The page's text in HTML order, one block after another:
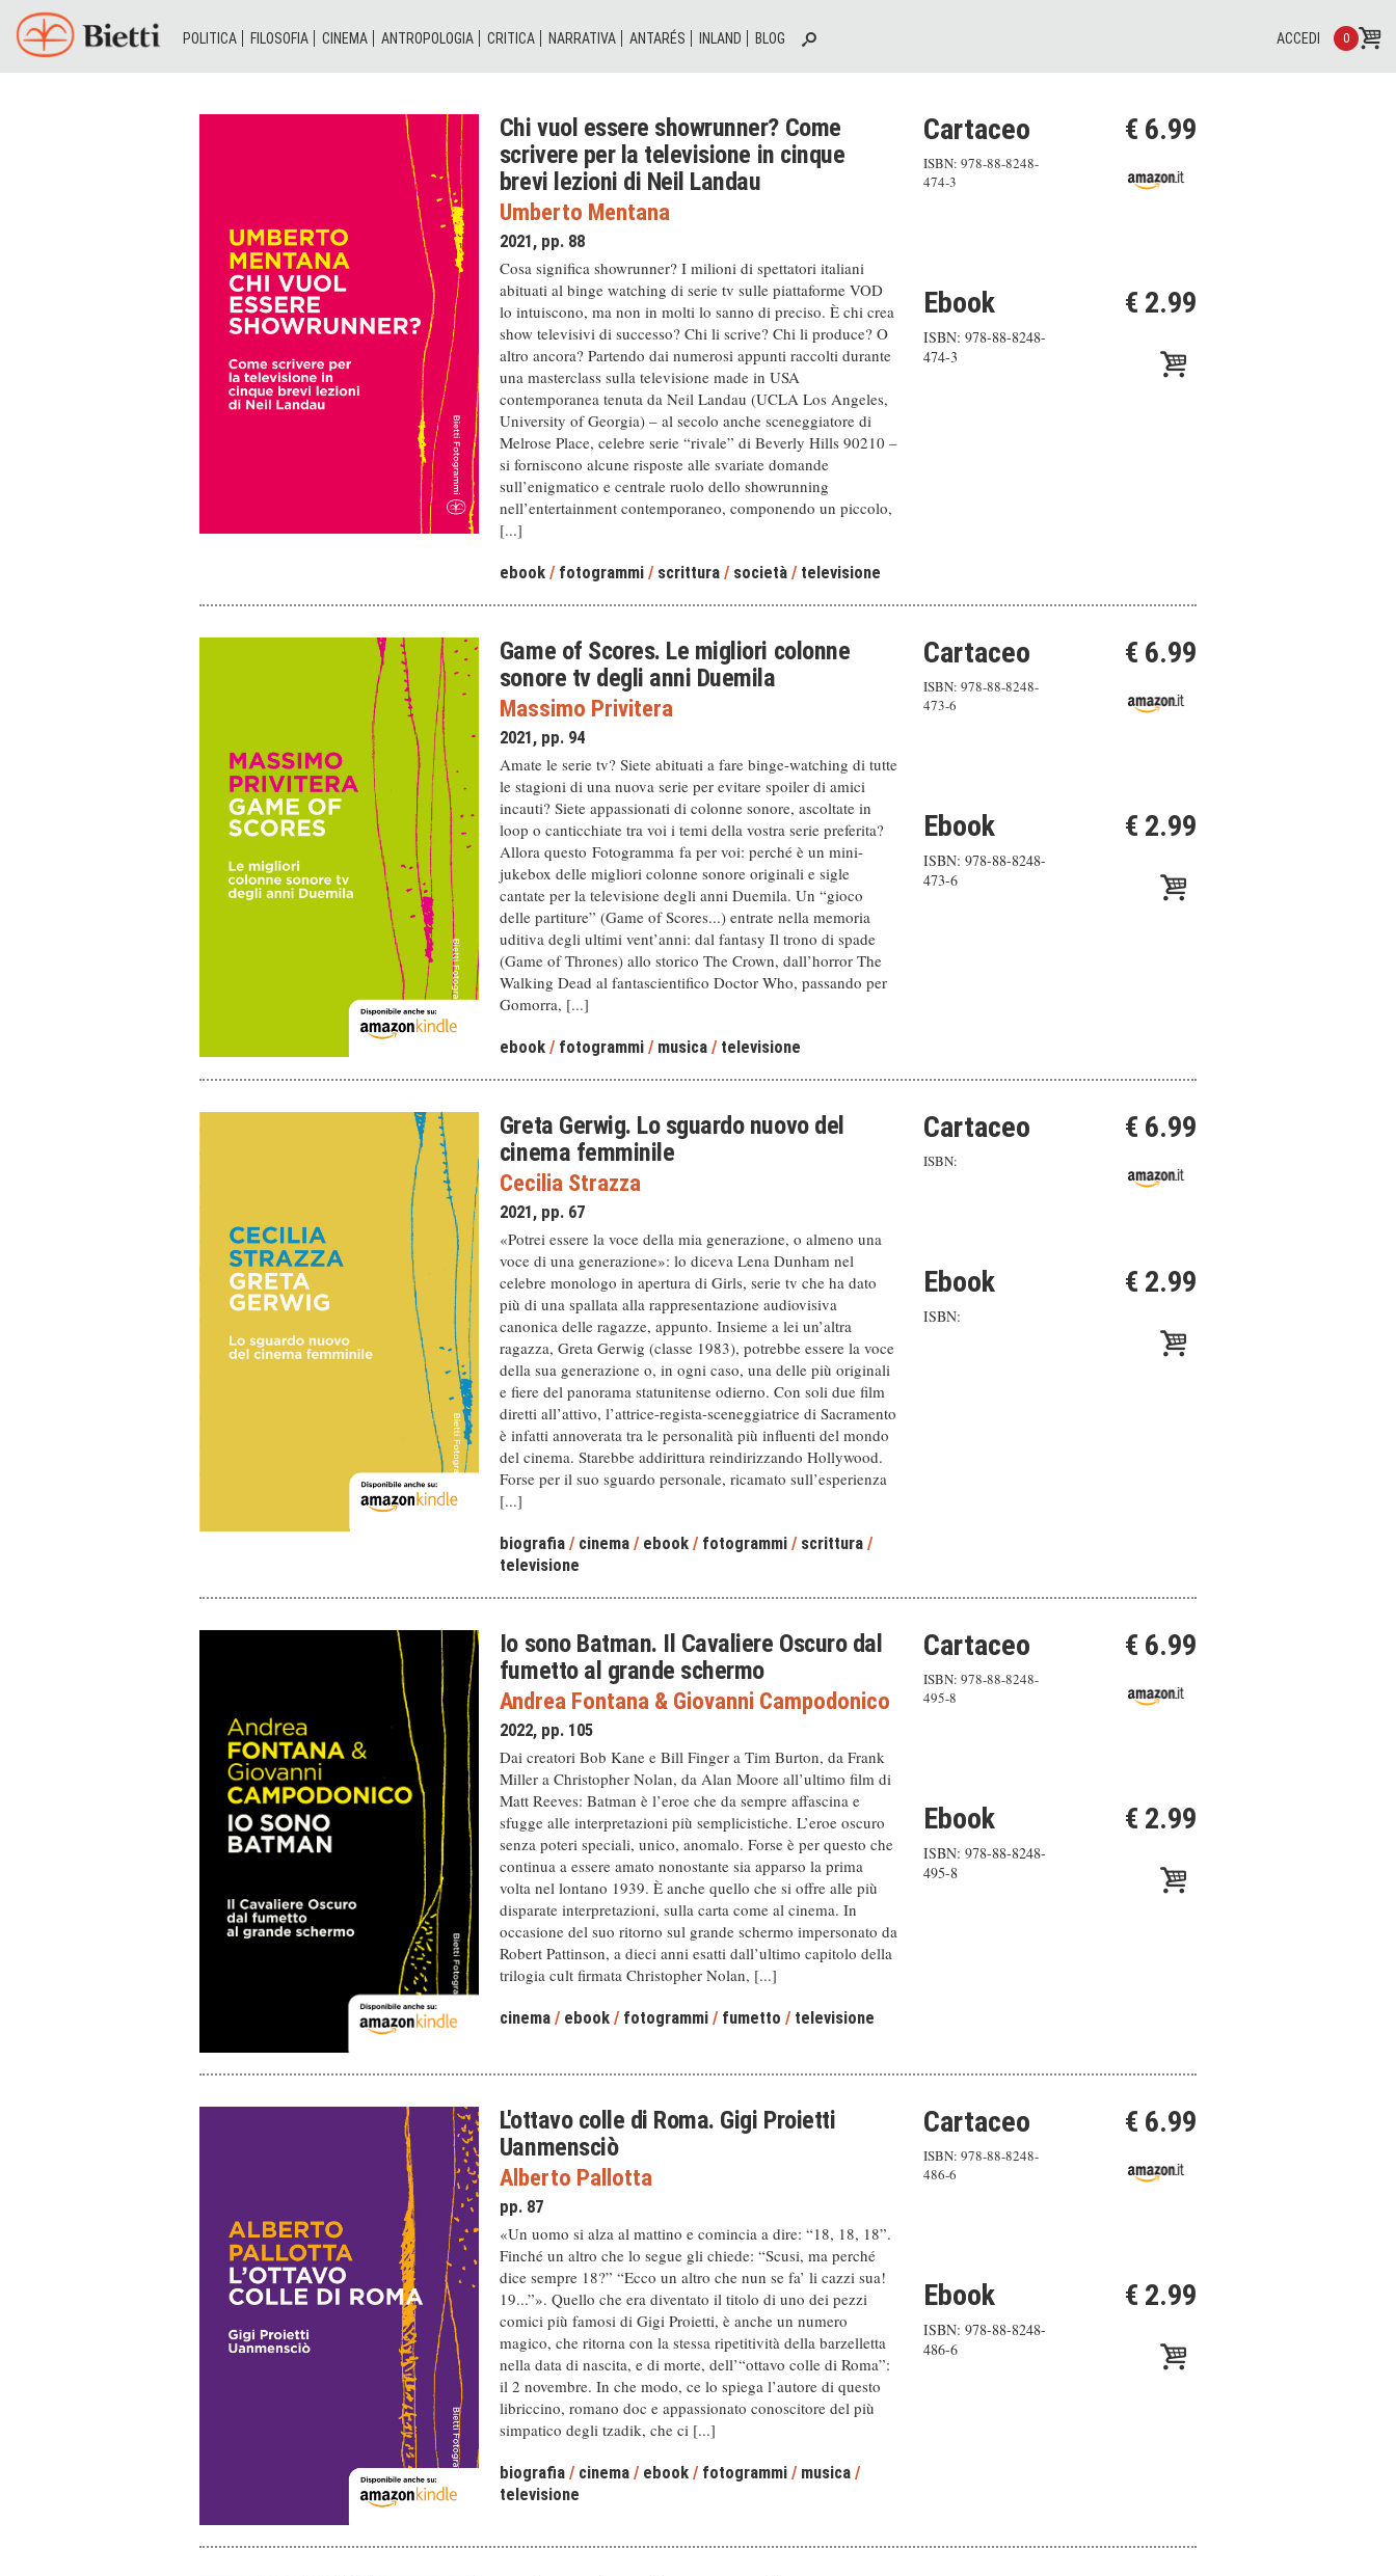
POLITICA FILOSOFIA CINEMA ANTROPOLOGIA CRITICA NARRATIVA ANTARÉS INLAND BLOG 0
ACCEDI
Chi vuol essere showrunner? Come
scrivere per la televisione in cinque
brevi lezioni di Neil Landau
Umberto Mentana
2021, pp. 88
Cosa significa showrunner? I milioni di spettatori italiani
abituati al binge watching di serie tv sulle piattaforme VOD
lo intuiscono, ma non in molti lo sanno di preciso. È chi crea
show televisivi di successo? Chi li scrive? Chi li produce? O
altro ancora? Partendo dai numerosi appunti raccolti durante
una masterclass sulla televisione made in USA
contemporanea tenuta da Neil Landau (UCLA Los Angeles,
University of Georgia) – al secolo anche sceneggiatore di
Melrose Place, celebre serie “rivale” di Beverly Hills 90210 –
si forniscono alcune risposte alle svariate domande
sull’enigmatico e centrale ruolo dello showrunning
nell’entertainment contemporaneo, componendo un piccolo,
[...]
ebook / fotogrammi / scrittura / società / televisione
Cartaceo
ISBN: 978-88-8248-
474-3
€ 6.99
Ebook
ISBN: 978-88-8248-
474-3
€ 2.99
Game of Scores. Le migliori colonne
sonore tv degli anni Duemila
Massimo Privitera
2021, pp. 94
Amate le serie tv? Siete abituati a fare binge-watching di tutte
le stagioni di una nuova serie per evitare spoiler di amici
incauti? Siete appassionati di colonne sonore, ascoltate in
loop o canticchiate tra voi i temi della vostra serie preferita?
Allora questo Fotogramma fa per voi: perché è un mini-
jukebox delle migliori colonne sonore originali e sigle
cantate per la televisione degli anni Duemila. Un “gioco
delle partiture” (Game of Scores...) entrate nella memoria
uditiva degli ultimi vent’anni: dal fantasy Il trono di spade
(Game of Thrones) allo storico The Crown, dall’horror The
Walking Dead al fantascientifico Doctor Who, passando per
Gomorra, [...]
ebook / fotogrammi / musica / televisione
Cartaceo
ISBN: 978-88-8248-
473-6
€ 6.99
Ebook
ISBN: 978-88-8248-
473-6
€ 2.99
Greta Gerwig. Lo sguardo nuovo del
cinema femminile
Cecilia Strazza
2021, pp. 67
«Potrei essere la voce della mia generazione, o almeno una
voce di una generazione»: lo diceva Lena Dunham nel
celebre monologo in apertura di Girls, serie tv che ha dato
più di una spallata alla rappresentazione audiovisiva
canonica delle ragazze, appunto. Insieme a lei un’altra
ragazza, Greta Gerwig (classe 1983), potrebbe essere la voce
della sua generazione o, in ogni caso, una delle più originali
e fiere del panorama statunitense odierno. Con soli due film
diretti all’attivo, l’attrice-regista-sceneggiatrice di Sacramento
è infatti annoverata tra le personalità più influenti del mondo
del cinema. Starebbe addirittura reindirizzando Hollywood.
Forse per il suo sguardo personale, ricamato sull’esperienza
[...]
biografia / cinema / ebook / fotogrammi / scrittura /
televisione
Cartaceo
ISBN:
€ 6.99
Ebook
ISBN:
€ 2.99
Io sono Batman. Il Cavaliere Oscuro dal
fumetto al grande schermo
Andrea Fontana & Giovanni Campodonico
2022, pp. 105
Dai creatori Bob Kane e Bill Finger a Tim Burton, da Frank
Miller a Christopher Nolan, da Alan Moore all’ultimo film di
Matt Reeves: Batman è l’eroe che da sempre affascina e
sfugge alle interpretazioni più semplicistiche. L’eroe oscuro
senza poteri speciali, unico, anomalo. Forse è per questo che
continua a essere amato nonostante sia apparso la prima
volta nel lontano 1939. È anche quello che si offre alle più
disparate interpretazioni, sulla carta come al cinema. In
occasione del suo ritorno sul grande schermo impersonato da
Robert Pattinson, a dieci anni esatti dall’ultimo capitolo della
trilogia cult firmata Christopher Nolan, [...]
cinema / ebook / fotogrammi / fumetto / televisione
Cartaceo
ISBN: 978-88-8248-
495-8
€ 6.99
Ebook
ISBN: 978-88-8248-
495-8
€ 2.99
L'ottavo colle di Roma. Gigi Proietti
Uanmensciò
Alberto Pallotta
pp. 87
«Un uomo si alza al mattino e comincia a dire: “18, 18, 18”.
Finché un altro che lo segue gli chiede: “Scusi, ma perché
dice sempre 18?” “Ecco un altro che nun se fa’ li cazzi sua!
19...”». Quello che era diventato il titolo di uno dei pezzi
comici più famosi di Gigi Proietti, è anche un numero
magico, che ritorna con la stessa ripetitività della barzelletta
nella data di nascita, e di morte, dell’“ottavo colle di Roma”:
il 2 novembre. In che modo, ce lo spiega l’autore di questo
libriccino, romano doc e appassionato conoscitore del più
simpatico degli tzadik, che ci [...]
biografia / cinema / ebook / fotogrammi / musica /
televisione
Cartaceo
ISBN: 978-88-8248-
486-6
€ 6.99
Ebook
ISBN: 978-88-8248-
486-6
€ 2.99